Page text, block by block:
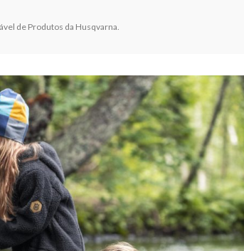
de Produtos da Husqvarna.